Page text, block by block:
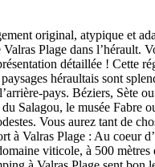
original, atypique et
Plage dans l’hérault.
détaillée ! Cette
héraultais sont
pays. Béziers, Sète
Salagou, le musée Fabre
Vous aurez tant de
à Valras Plage : Au coeur
viticole, à 500 mètres